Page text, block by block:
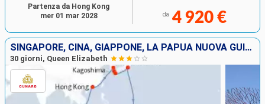
da 4 920 €
Partenza da Hong Kong
mer 01 mar 2028
SINGAPORE, CINA, GIAPPONE, LA PAPUA NUOVA GUINEA, AUSTRALIA
30 giorni, Queen Elizabeth